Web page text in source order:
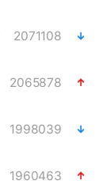
2071108
2065878
1998039
1960463